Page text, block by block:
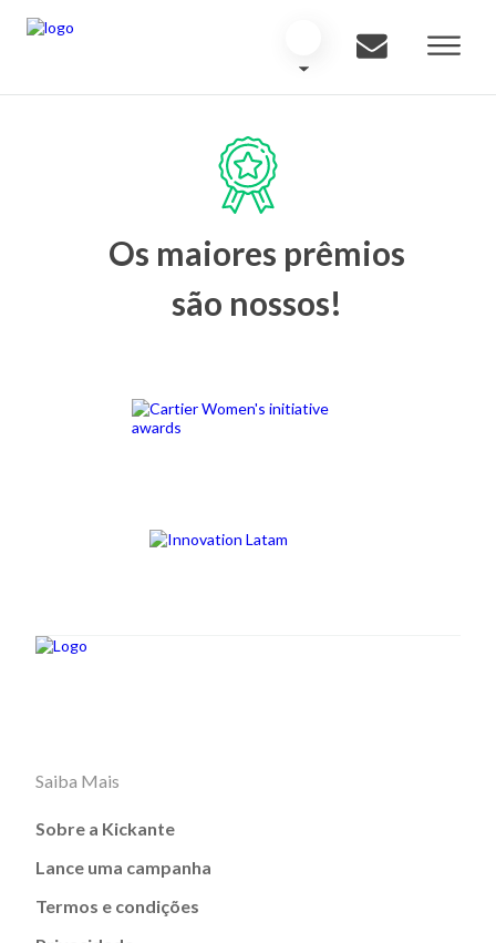
Os maiores prêmios
são nossos!
Saiba Mais
Sobre a Kickante
Lance uma campanha
Termos e condições